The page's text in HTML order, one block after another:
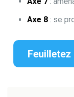
Axe 8 : se
Feuilletez